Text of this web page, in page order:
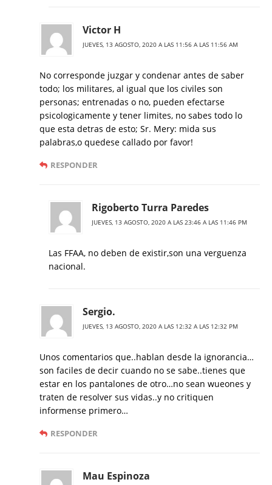
Victor H
JUEVES, 13 AGOSTO, 2020 A LAS 11:56 A LAS 11:56 AM
No corresponde juzgar y condenar antes de saber
todo; los militares, al igual que los civiles son
personas; entrenadas o no, pueden efectarse
psicologicamente y tener limites, no sabes todo lo
que esta detras de esto; Sr. Mery: mida sus
palabras,o quedese callado por favor!
RESPONDER
Rigoberto Turra Paredes
JUEVES, 13 AGOSTO, 2020 A LAS 23:46 A LAS 11:46 PM
Las FFAA, no deben de existir,son una verguenza
nacional.
Sergio.
JUEVES, 13 AGOSTO, 2020 A LAS 12:32 A LAS 12:32 PM
Unos comentarios que..hablan desde la ignorancia…
son faciles de decir cuando no se sabe..tienes que
estar en los pantalones de otro…no sean wueones y
traten de resolver sus vidas..y no critiquen
informense primero…
RESPONDER
Mau Espinoza